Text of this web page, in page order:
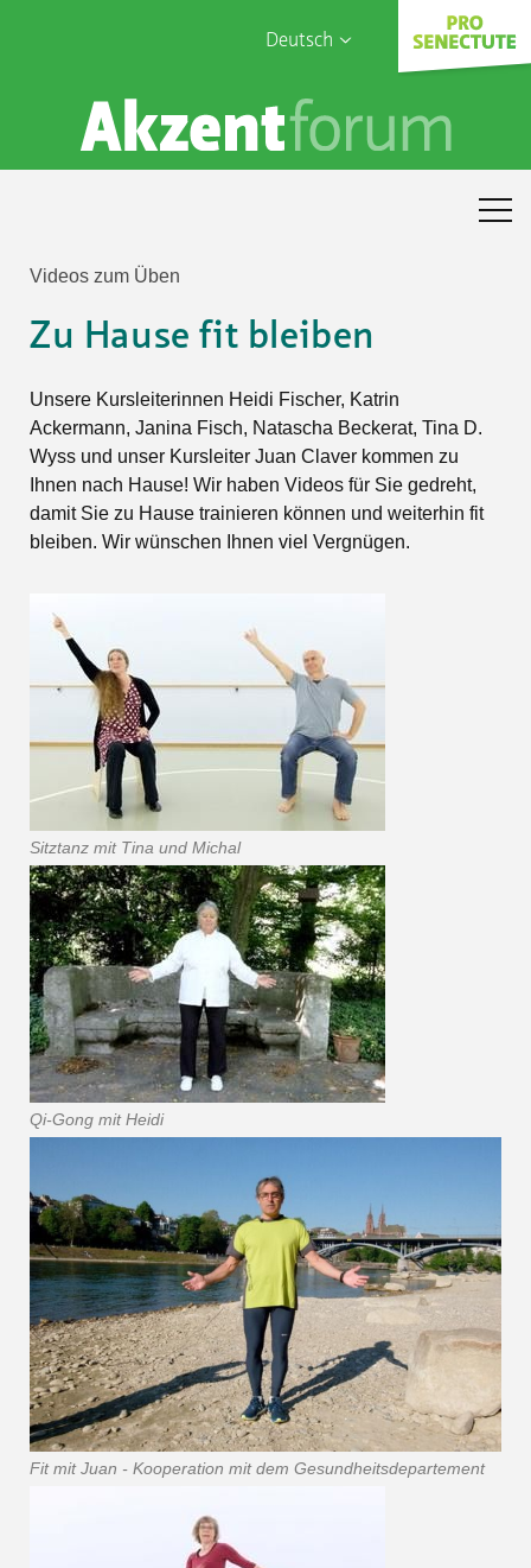
Deutsch
English
Français
Sophia Care
Videos zum Üben
Zu Hause fit bleiben
Unsere Kursleiterinnen Heidi Fischer, Katrin
Ackermann, Janina Fisch, Natascha Beckerat, Tina D.
Wyss und unser Kursleiter Juan Claver kommen zu
Ihnen nach Hause! Wir haben Videos für Sie gedreht,
damit Sie zu Hause trainieren können und weiterhin fit
bleiben. Wir wünschen Ihnen viel Vergnügen.
Sitztanz mit Tina und Michal
Qi-Gong mit Heidi
Fit mit Juan - Kooperation mit dem Gesundheitsdepartement